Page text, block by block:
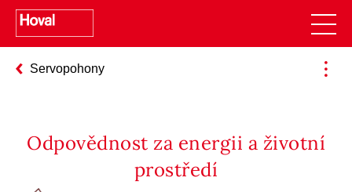
Servopohony
Odpovědnost za energii a životní
prostředí